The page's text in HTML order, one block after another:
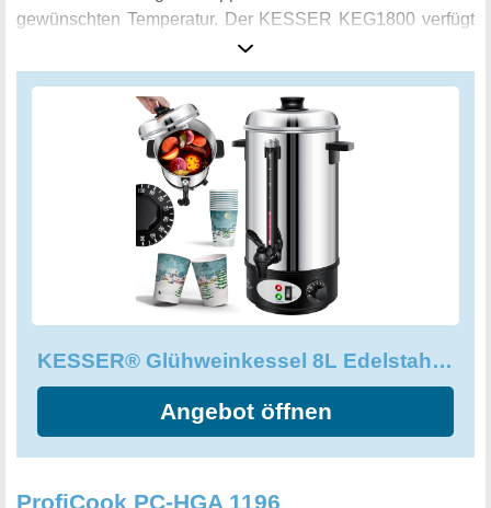
gewünschten Temperatur. Der KESSER KEG1800 verfügt
zudem über eine Füllstandanzeige und einen praktischen
Zapfhahn für ein einfaches und schnelles Ausschenken.
Komplett mit 10 Bechern ist dieser Glühweinkessel ein
Muss für jedes winterliche Event.
KESSER® Glühweinkessel 8L Edelstahl Inkl. 10x Becher Glühweinkocher
Angebot öffnen
ProfiCook PC-HGA 1196